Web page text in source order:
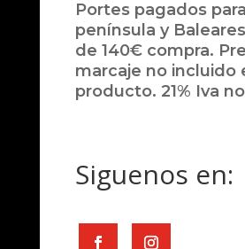
Portes pagados para
península y
de 140€ compra.
marcaje no incluido
producto. 21% Iva
Siguenos en: